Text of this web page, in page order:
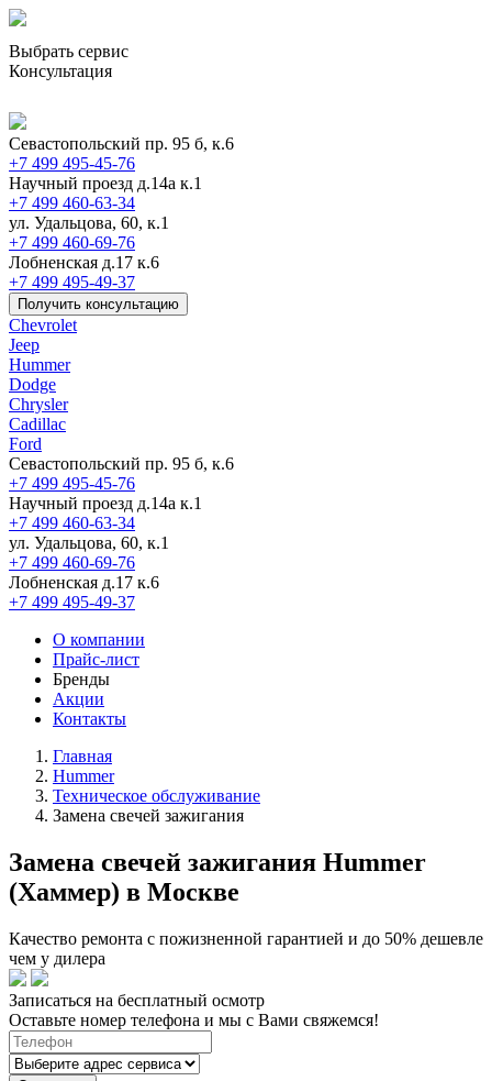
Выбрать сервис
Консультация
Севастопольский пр. 95 б, к.6
+7 499 495-45-76
Научный проезд д.14а к.1
+7 499 460-63-34
ул. Удальцова, 60, к.1
+7 499 460-69-76
Лобненская д.17 к.6
+7 499 495-49-37
Получить консультацию
Chevrolet
Jeep
Hummer
Dodge
Chrysler
Cadillac
Ford
Севастопольский пр. 95 б, к.6
+7 499 495-45-76
Научный проезд д.14а к.1
+7 499 460-63-34
ул. Удальцова, 60, к.1
+7 499 460-69-76
Лобненская д.17 к.6
+7 499 495-49-37
О компании
Прайс-лист
Бренды
Акции
Контакты
Главная
Hummer
Техническое обслуживание
Замена свечей зажигания
Замена свечей зажигания Hummer
(Хаммер) в Москве
Качество ремонта с пожизненной гарантией и до 50% дешевле
чем у дилера
Записаться на бесплатный осмотр
Оставьте номер телефона и мы с Вами свяжемся!